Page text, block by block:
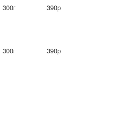
300г
390р
300г
390р